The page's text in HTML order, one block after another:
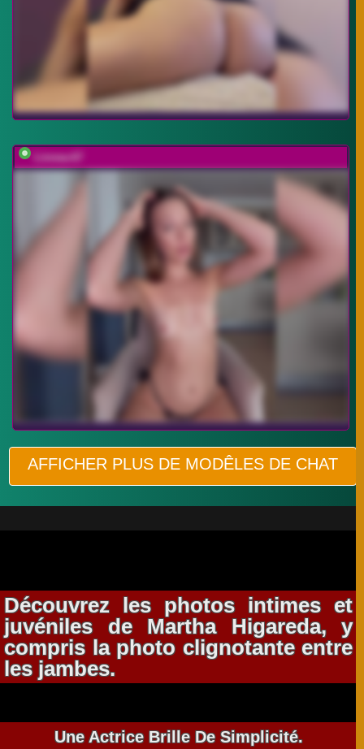
Linnea-67
AFFICHER PLUS DE MODÊLES DE CHAT
Découvrez les photos intimes et
juvéniles de Martha Higareda, y
compris la photo clignotante entre
les jambes.
Une Actrice Brille De Simplicité.